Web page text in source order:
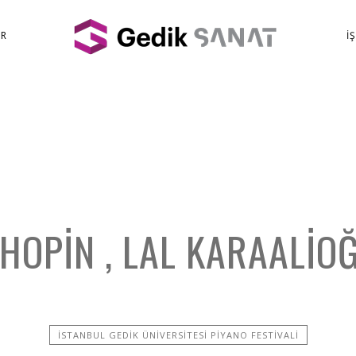
, LAL
İSTANBUL GEDIK ÜNIVERSITESI PIYANO FESTIVALI